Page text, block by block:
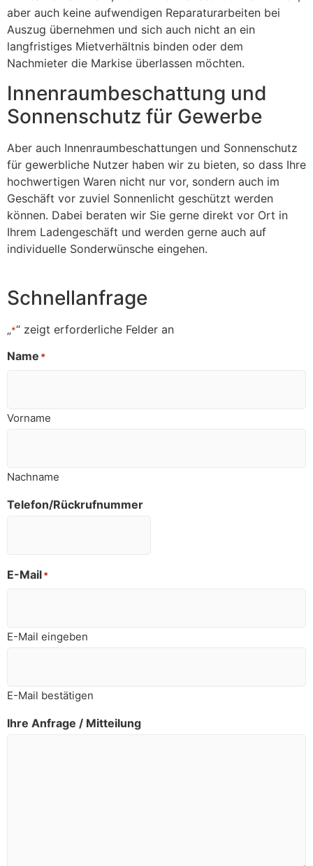
aber auch keine aufwendigen Reparaturarbeiten bei
Auszug übernehmen und sich auch nicht an ein
langfristiges Mietverhältnis binden oder dem
Nachmieter die Markise überlassen möchten.
Innenraumbeschattung und
Sonnenschutz für Gewerbe
Aber auch Innenraumbeschattungen und Sonnenschutz
für gewerbliche Nutzer haben wir zu bieten, so dass Ihre
hochwertigen Waren nicht nur vor, sondern auch im
Geschäft vor zuviel Sonnenlicht geschützt werden
können. Dabei beraten wir Sie gerne direkt vor Ort in
Ihrem Ladengeschäft und werden gerne auch auf
individuelle Sonderwünsche eingehen.
Schnellanfrage
„*“ zeigt erforderliche Felder an
Name *
Vorname
Nachname
Telefon/Rückrufnummer
E-Mail*
E-Mail eingeben
E-Mail bestätigen
Ihre Anfrage / Mitteilung